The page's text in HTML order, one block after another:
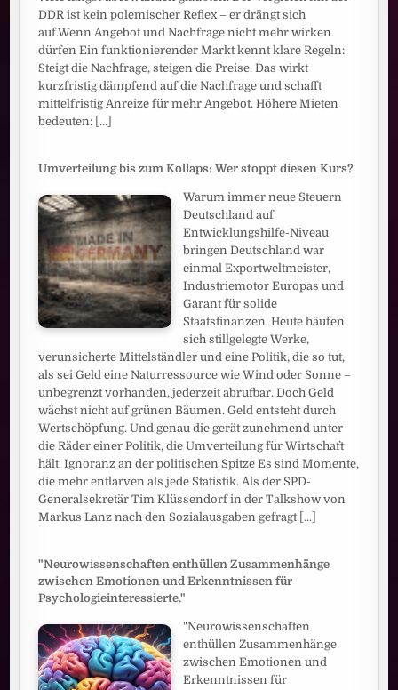
DDR ist kein polemischer Reflex – er drängt sich
auf.Wenn Angebot und Nachfrage nicht mehr wirken
dürfen Ein funktionierender Markt kennt klare Regeln:
Steigt die Nachfrage, steigen die Preise. Das wirkt
kurzfristig dämpfend auf die Nachfrage und schafft
mittelfristig Anreize für mehr Angebot. Höhere Mieten
bedeuten: [...]
Umverteilung bis zum Kollaps: Wer stoppt diesen Kurs?
Warum immer neue Steuern
Deutschland auf
Entwicklungshilfe-Niveau
bringen Deutschland war
einmal Exportweltmeister,
Industriemotor Europas und
Garant für solide
Staatsfinanzen. Heute häufen
sich stillgelegte Werke,
verunsicherte Mittelständler und eine Politik, die so tut,
als sei Geld eine Naturressource wie Wind oder Sonne –
unbegrenzt vorhanden, jederzeit abrufbar. Doch Geld
wächst nicht auf grünen Bäumen. Geld entsteht durch
Wertschöpfung. Und genau die gerät zunehmend unter
die Räder einer Politik, die Umverteilung für Wirtschaft
hält. Ignoranz an der politischen Spitze Es sind Momente,
die mehr entlarven als jede Statistik. Als der SPD-
Generalsekretär Tim Klüssendorf in der Talkshow von
Markus Lanz nach den Sozialausgaben gefragt [...]
"Neurowissenschaften enthüllen Zusammenhänge
zwischen Emotionen und Erkenntnissen für
Psychologieinteressierte."
"Neurowissenschaften
enthüllen Zusammenhänge
zwischen Emotionen und
Erkenntnissen für